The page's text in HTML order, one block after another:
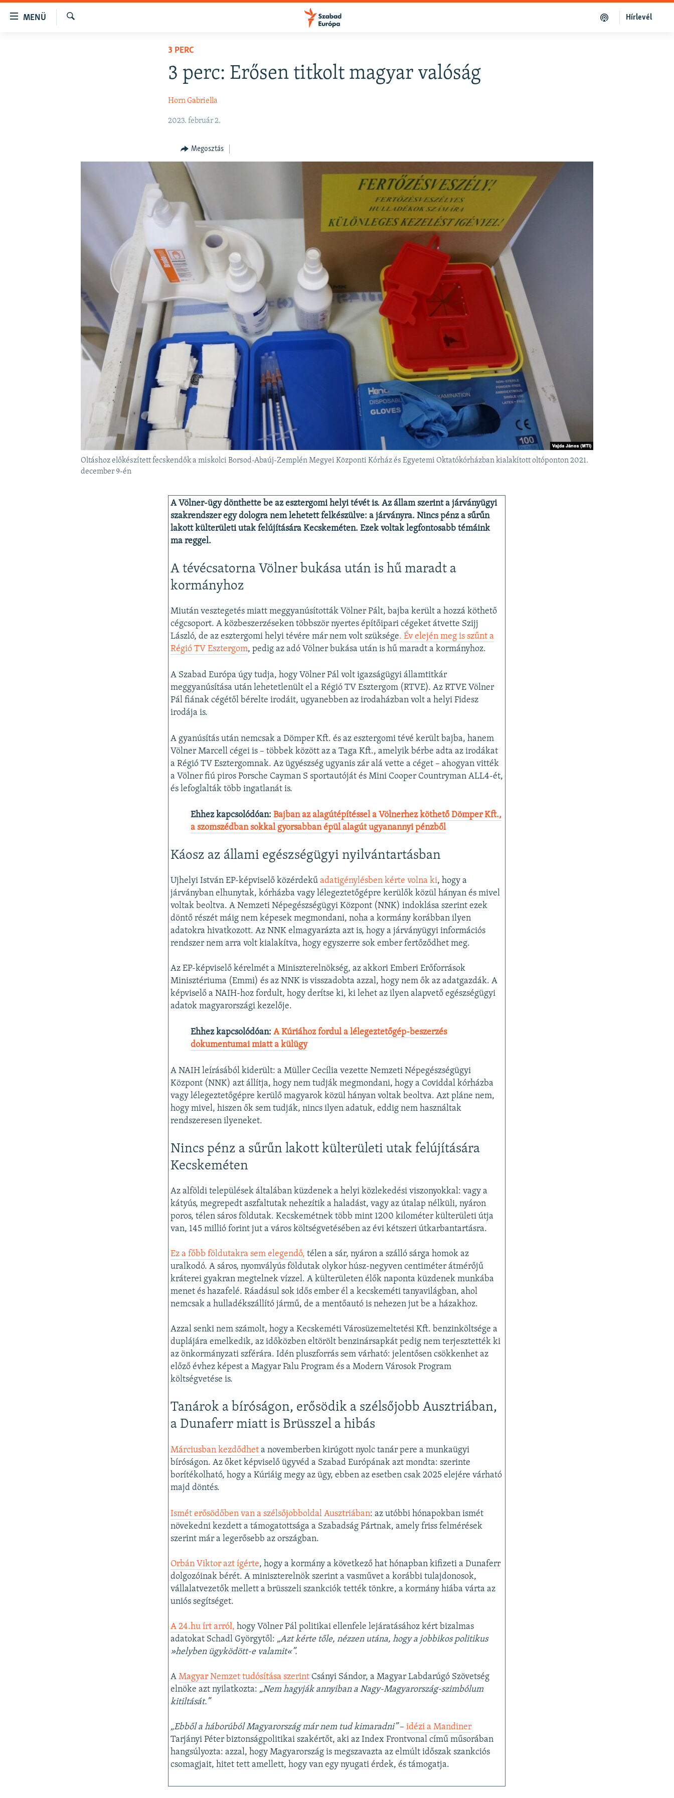
Akadálymentes
MENÜ Hírlevél
3 PERC
3 perc: Erősen titkolt magyar valóság
Horn Gabriella
2023. február 2.
Megosztás
Oltáshoz előkészített fecskendők a miskolci Borsod-Abaúj-Zemplén Megyei Központi Kórház és Egyetemi Oktatókórházban kialakított oltóponton 2021.
december 9-én
A Völner-ügy dönthette be az esztergomi helyi tévét is. Az állam szerint a járványügyi
szakrendszer egy dologra nem lehetett felkészülve: a járványra. Nincs pénz a sűrűn
lakott külterületi utak felújítására Kecskeméten. Ezek voltak legfontosabb témáink
ma reggel.
A tévécsatorna Völner bukása után is hű maradt a
kormányhoz
Miután vesztegetés miatt meggyanúsították Völner Pált, bajba került a hozzá köthető
cégcsoport. A közbeszerzéseken többször nyertes építőipari cégeket átvette Szijj
László, de az esztergomi helyi tévére már nem volt szüksége. Év elején meg is szűnt a
Régió TV Esztergom, pedig az adó Völner bukása után is hű maradt a kormányhoz.
A Szabad Európa úgy tudja, hogy Völner Pál volt igazságügyi államtitkár
meggyanúsítása után lehetetlenült el a Régió TV Esztergom (RTVE). Az RTVE Völner
Pál fiának cégétől bérelte irodáit, ugyanebben az irodaházban volt a helyi Fidesz
irodája is.
A gyanúsítás után nemcsak a Dömper Kft. és az esztergomi tévé került bajba, hanem
Völner Marcell cégei is – többek között az a Taga Kft., amelyik bérbe adta az irodákat
a Régió TV Esztergomnak. Az ügyészség ugyanis zár alá vette a céget – ahogyan vitték
a Völner fiú piros Porsche Cayman S sportautóját és Mini Cooper Countryman ALL4-ét,
és lefoglalták több ingatlanát is.
Ehhez kapcsolódóan: Bajban az alagútépítéssel a Völnerhez köthető Dömper Kft.,
a szomszédban sokkal gyorsabban épül alagút ugyanannyi pénzből
Káosz az állami egészségügyi nyilvántartásban
Ujhelyi István EP-képviselő közérdekű adatigénylésben kérte volna ki, hogy a
járványban elhunytak, kórházba vagy lélegeztetőgépre kerülők közül hányan és mivel
voltak beoltva. A Nemzeti Népegészségügyi Központ (NNK) indoklása szerint ezek
döntő részét máig nem képesek megmondani, noha a kormány korábban ilyen
adatokra hivatkozott. Az NNK elmagyarázta azt is, hogy a járványügyi információs
rendszer nem arra volt kialakítva, hogy egyszerre sok ember fertőződhet meg.
Az EP-képviselő kérelmét a Miniszterelnökség, az akkori Emberi Erőforrások
Minisztériuma (Emmi) és az NNK is visszadobta azzal, hogy nem ők az adatgazdák. A
képviselő a NAIH-hoz fordult, hogy derítse ki, ki lehet az ilyen alapvető egészségügyi
adatok magyarországi kezelője.
Ehhez kapcsolódóan: A Kúriához fordul a lélegeztetőgép-beszerzés
dokumentumai miatt a külügy
A NAIH leírásából kiderült: a Müller Cecília vezette Nemzeti Népegészségügyi
Központ (NNK) azt állítja, hogy nem tudják megmondani, hogy a Coviddal kórházba
vagy lélegeztetőgépre kerülő magyarok közül hányan voltak beoltva. Azt pláne nem,
hogy mivel, hiszen ők sem tudják, nincs ilyen adatuk, eddig nem használtak
rendszeresen ilyeneket.
Nincs pénz a sűrűn lakott külterületi utak felújítására
Kecskeméten
Az alföldi települések általában küzdenek a helyi közlekedési viszonyokkal: vagy a
kátyús, megrepedt aszfaltutak nehezítik a haladást, vagy az útalap nélküli, nyáron
poros, télen sáros földutak. Kecskemétnek több mint 1200 kilométer külterületi útja
van, 145 millió forint jut a város költségvetésében az évi kétszeri útkarbantartásra.
Ez a főbb földutakra sem elegendő, télen a sár, nyáron a szálló sárga homok az
uralkodó. A sáros, nyomvályús földutak olykor húsz-negyven centiméter átmérőjű
kráterei gyakran megtelnek vízzel. A külterületen élők naponta küzdenek munkába
menet és hazafelé. Ráadásul sok idős ember él a kecskeméti tanyavilágban, ahol
nemcsak a hulladékszállító jármű, de a mentőautó is nehezen jut be a házakhoz.
Azzal senki nem számolt, hogy a Kecskeméti Városüzemeltetési Kft. benzinköltsége a
duplájára emelkedik, az időközben eltörölt benzinársapkát pedig nem terjesztették ki
az önkormányzati szférára. Idén pluszforrás sem várható: jelentősen csökkenhet az
előző évhez képest a Magyar Falu Program és a Modern Városok Program
költségvetése is.
Tanárok a bíróságon, erősödik a szélsőjobb Ausztriában,
a Dunaferr miatt is Brüsszel a hibás
Márciusban kezdődhet a novemberben kirúgott nyolc tanár pere a munkaügyi
bíróságon. Az őket képviselő ügyvéd a Szabad Európának azt mondta: szerinte
borítékolható, hogy a Kúriáig megy az ügy, ebben az esetben csak 2025 elejére várható
majd döntés.
Ismét erősödőben van a szélsőjobboldal Ausztriában: az utóbbi hónapokban ismét
növekedni kezdett a támogatottsága a Szabadság Pártnak, amely friss felmérések
szerint már a legerősebb az országban.
Orbán Viktor azt ígérte, hogy a kormány a következő hat hónapban kifizeti a Dunaferr
dolgozóinak bérét. A miniszterelnök szerint a vasművet a korábbi tulajdonosok,
vállalatvezetők mellett a brüsszeli szankciók tették tönkre, a kormány hiába várta az
uniós segítséget.
A 24.hu írt arról, hogy Völner Pál politikai ellenfele lejáratásához kért bizalmas
adatokat Schadl Györgytől: „Azt kérte tőle, nézzen utána, hogy a jobbikos politikus
»helyben ügyködött-e valamit«”.
A Magyar Nemzet tudósítása szerintCsányi Sándor, a Magyar Labdarúgó Szövetség
elnöke azt nyilatkozta: „Nem hagyják annyiban a Nagy-Magyarország-szimbólum
kitiltását.”
„Ebből a háborúból Magyarország már nem tud kimaradni”– idézi a Mandiner
Tarjányi Péter biztonságpolitikai szakértőt, aki az Index Frontvonal című műsorában
hangsúlyozta: azzal, hogy Magyarország is megszavazta az elmúlt időszak szankciós
csomagjait, hitet tett amellett, hogy van egy nyugati érdek, és támogatja.